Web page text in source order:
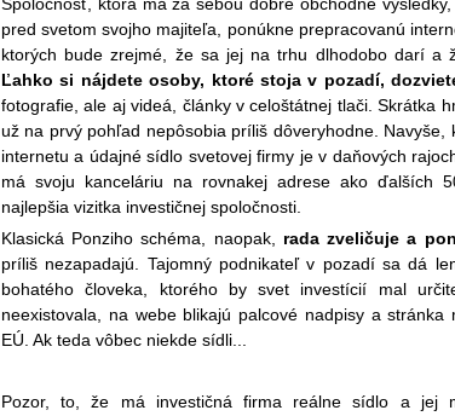
pred svetom svojho majiteľa, ponúkne prepracovanú
ktorých bude zrejmé, že sa jej na trhu dlhodobo darí a
Ľahko si nájdete osoby, ktoré stoja v pozadí,
fotografie, ale aj videá, články v celoštátnej tlači. Skrátka
už na prvý pohľad nepôsobia príliš dôveryhodne.
internetu a údajné sídlo svetovej firmy je v daňových
má svoju kanceláriu na rovnakej adrese ako ďalších
najlepšia vizitka investičnej spoločnosti.
Klasická Ponziho schéma, naopak, rada zveličuje a
príliš nezapadajú. Tajomný podnikateľ v pozadí sa dá
bohatého človeka, ktorého by svet investícií mal
neexistovala, na webe blikajú palcové nadpisy a
EÚ. Ak teda vôbec niekde sídli...
Pozor, to, že má investičná firma reálne sídlo a jej